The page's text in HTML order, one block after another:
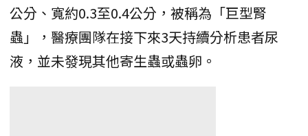
公分、寬約0.3至0.4公分，被稱為「巨型腎
蟲」，醫療團隊在接下來3天持續分析患者尿
液，並未發現其他寄生蟲或蟲卵。